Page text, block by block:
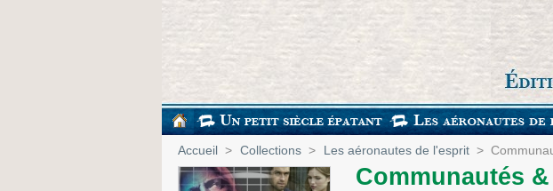
Accueil > Collections > Les aéronautes de l'esprit >
Communautés